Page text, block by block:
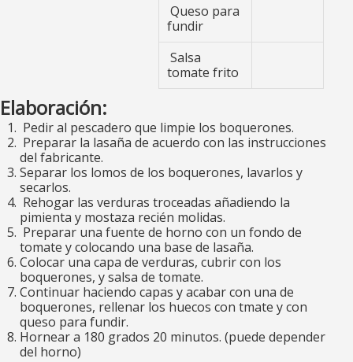
Queso para
fundir
Salsa
tomate frito
Elaboración:
Pedir al pescadero que limpie los boquerones.
Preparar la lasaña de acuerdo con las instrucciones
del fabricante.
Separar los lomos de los boquerones, lavarlos y
secarlos.
Rehogar las verduras troceadas añadiendo la
pimienta y mostaza recién molidas.
Preparar una fuente de horno con un fondo de
tomate y colocando una base de lasaña.
Colocar una capa de verduras, cubrir con los
boquerones, y salsa de tomate.
Continuar haciendo capas y acabar con una de
boquerones, rellenar los huecos con tmate y con
queso para fundir.
Hornear a 180 grados 20 minutos. (puede depender
del horno)